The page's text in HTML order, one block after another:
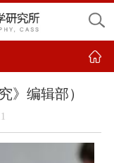
》编辑部）